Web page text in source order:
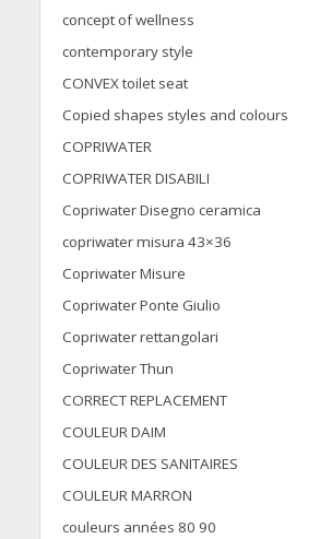
concept of wellness
contemporary style
CONVEX toilet seat
Copied shapes styles and colours
COPRIWATER
COPRIWATER DISABILI
Copriwater Disegno ceramica
copriwater misura 43×36
Copriwater Misure
Copriwater Ponte Giulio
Copriwater rettangolari
Copriwater Thun
CORRECT REPLACEMENT
COULEUR DAIM
COULEUR DES SANITAIRES
COULEUR MARRON
couleurs années 80 90